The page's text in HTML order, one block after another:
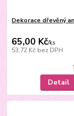
Dekorace dřevěný
65,00 Kč/ks
53,72 Kč bez DPH
Detail